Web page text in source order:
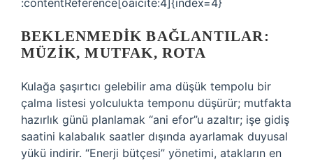
:contentReference[oaicite:4]{index=4}
BEKLENMEDIK BAĞLANTILAR:
MÜZIK, MUTFAK, ROTA
Kulağa şaşırtıcı gelebilir ama düşük tempolu bir
çalma listesi yolculukta temponu düşürür; mutfakta
hazırlık günü planlamak “ani efor”u azaltır; işe gidiş
saatini kalabalık saatler dışında ayarlamak duyusal
yükü indirir. “Enerji bütçesi” yönetimi, atakların en